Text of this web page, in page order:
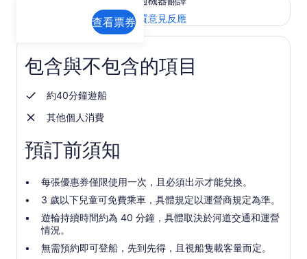
查看票券
查看英文原文翻譯品質意見反應在
新
中
開
包含與不包含的項目
約40分鐘遊船
其他個人消費
預訂前須知
每張優惠券僅限使用一次，且必須出示才能兌換。
3 歲以下兒童可免費乘車，具體規定以運營商規定為準。
遊輪持續時間約為 40 分鐘，具體取決於河道交通和運營
情況。
無需預約即可登船，先到先得，且視船隻載客量而定。